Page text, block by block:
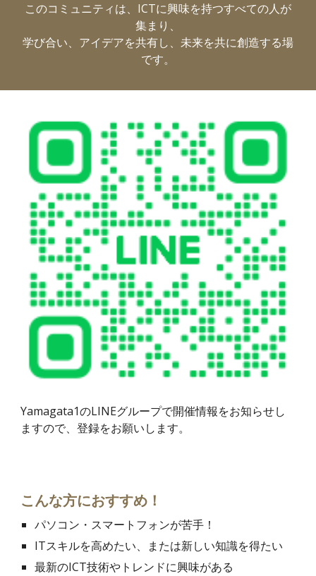
このコミュニティは、ICTに興味を持つすべての人が
集まり、
学び合い、アイデアを共有し、未来を共に創造する場
です。
Yamagata1のLINEグループで開催情報をお知らせし
ますので、登録をお願いします。
こんな方におすすめ！
パソコン・スマートフォンが苦手！
ITスキルを高めたい、または新しい知識を得たい
最新のICT技術やトレンドに興味がある